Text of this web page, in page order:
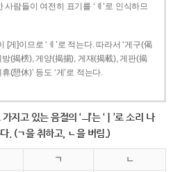
람들이 여전히 표기를 ‘ㅖ’로 인식하므
[게]이므로 ‘ㅔ’로 적는다. 따라서 ‘게구(偈
(揭榜), 게양(揭揚), 게재(揭載), 게판(揭
(憩休)’ 등도 ‘게’로 적는다.
지고 있는 음절의 ‘ㅢ’는 ‘ㅣ’로 소리 나
. (ㄱ을 취하고, ㄴ을 버림.)
ㄱ ㄴ